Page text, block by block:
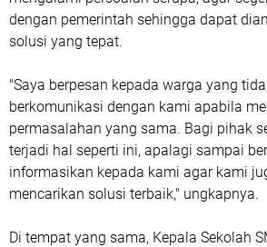
dengan pemerintah sehingga dapat
solusi yang tepat.
‎"Saya berpesan kepada warga yang
berkomunikasi dengan kami apabila
permasalahan yang sama. Bagi pihak
terjadi hal seperti ini, apalagi sampai
informasikan kepada kami agar kami
mencarikan solusi terbaik," ungkapnya.
‎Di tempat yang sama, Kepala Sekolah